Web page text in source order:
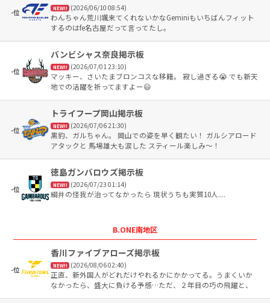
-位 NEW!! (2026/06/10 08:54)
わんちゃん荒川颯来てくれないかなGeminiもいちばんフィット
するのはfe名古屋だって言ってたし。
-位
バンビシャス奈良掲示板
NEW!! (2026/07/01 23:10)
マッキー、さいたまブロンコスな移籍。 寂し過ぎる😭 でも新天
地での活躍を祈ってますよー😃
-位
トライフープ岡山掲示板
NEW!! (2026/07/06 21:30)
黒豹、ガルちゃん。 岡山での姿を早く観たい！ ガルシアロード
アタックと 馬場雄大も涙した スティール楽しみ〜！
-位
徳島ガンバロウズ掲示板
NEW!! (2026/07/23 01:14)
綱井の怪我が治ってなかったら 現状うちも実質10人....
B.ONE南地区
-位
香川ファイブアローズ掲示板
NEW!! (2026/08/06 02:40)
正直、新外国人がどれだけやれるかにかかってる。うまくいか
なかったら、盛大に負ける予感…ただ、２年目の巧の飛躍と、